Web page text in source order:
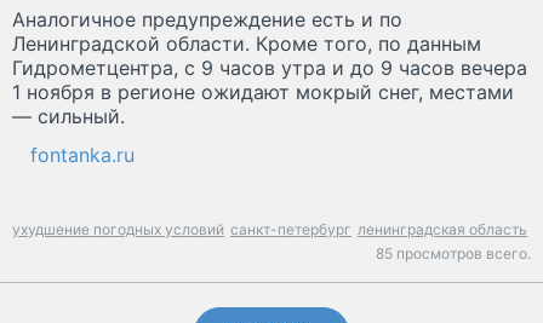
Аналогичное предупреждение есть и по
Ленинградской области. Кроме того, по данным
Гидрометцентра, с 9 часов утра и до 9 часов вечера
1 ноября в регионе ожидают мокрый снег, местами
— сильный.
fontanka.ru
ухудшение погодных условий санкт-петербург ленинградская область
85 просмотров всего.